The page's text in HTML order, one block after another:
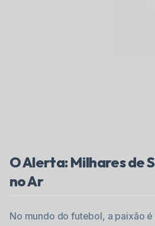
O Alerta: Milhares de
no Ar
No mundo do futebol, a paixão